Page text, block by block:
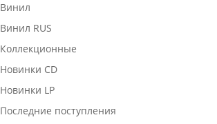
Винил
Винил RUS
Коллекционные
Новинки CD
Новинки LP
Последние поступления